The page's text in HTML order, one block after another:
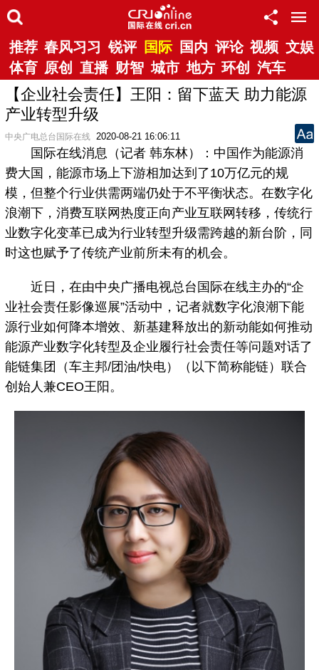
推荐 春风习习 锐评 国际 国内 评论 视频 文娱
体育 原创 直播 财智 城市 地方 环创 汽车
【企业社会责任】王阳：留下蓝天 助力能源
产业转型升级
中央广电总台国际在线 2020-08-21 16:06:11
国际在线消息（记者 韩东林）：中国作为能源消
费大国，能源市场上下游相加达到了10万亿元的规
模，但整个行业供需两端仍处于不平衡状态。在数字化
浪潮下，消费互联网热度正向产业互联网转移，传统行
业数字化变革已成为行业转型升级需跨越的新台阶，同
时这也赋予了传统产业前所未有的机会。
近日，在由中央广播电视总台国际在线主办的“企
业社会责任影像巡展”活动中，记者就数字化浪潮下能
源行业如何降本增效、新基建释放出的新动能如何推动
能源产业数字化转型及企业履行社会责任等问题对话了
能链集团（车主邦/团油/快电）（以下简称能链）联合
创始人兼CEO王阳。